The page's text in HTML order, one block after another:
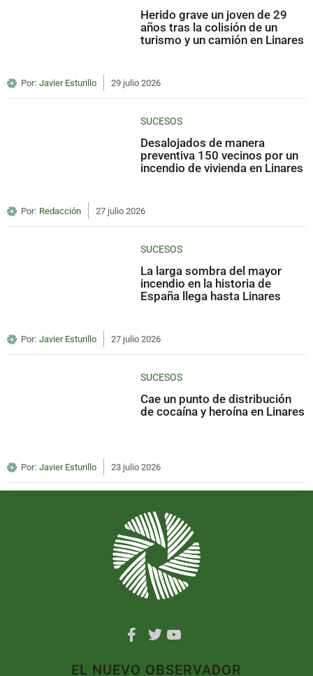
Herido grave un joven de 29
años tras la colisión de un
turismo y un camión en Linares
Por: Javier Esturillo 29 julio 2026
SUCESOS
Desalojados de manera
preventiva 150 vecinos por un
incendio de vivienda en Linares
Por: Redacción 27 julio 2026
SUCESOS
La larga sombra del mayor
incendio en la historia de
España llega hasta Linares
Por: Javier Esturillo 27 julio 2026
SUCESOS
Cae un punto de distribución
de cocaína y heroína en Linares
Por: Javier Esturillo 23 julio 2026
EL NUEVO OBSERVADOR